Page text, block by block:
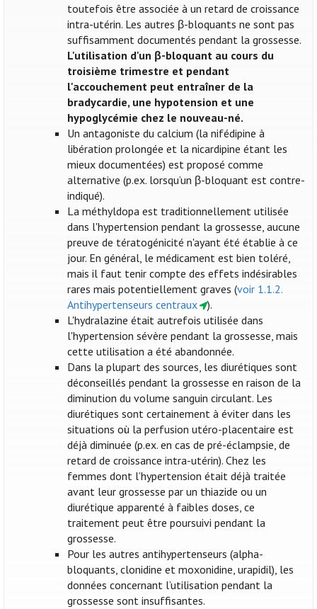
toutefois être associée à un retard de croissance
intra-utérin. Les autres β-bloquants ne sont pas
suffisamment documentés pendant la grossesse.
L'utilisation d'un β-bloquant au cours du
troisième trimestre et pendant
l'accouchement peut entraîner de la
bradycardie, une hypotension et une
hypoglycémie chez le nouveau-né.
Un antagoniste du calcium (la nifédipine à
libération prolongée et la nicardipine étant les
mieux documentées) est proposé comme
alternative (p.ex. lorsqu’un β-bloquant est contre-
indiqué).
La méthyldopa est traditionnellement utilisée
dans l'hypertension pendant la grossesse, aucune
preuve de tératogénicité n'ayant été établie à ce
jour. En général, le médicament est bien toléré,
mais il faut tenir compte des effets indésirables
rares mais potentiellement graves (voir 1.1.2.
Antihypertenseurs centraux
).
L'hydralazine était autrefois utilisée dans
l'hypertension sévère pendant la grossesse, mais
cette utilisation a été abandonnée.
Dans la plupart des sources, les diurétiques sont
déconseillés pendant la grossesse en raison de la
diminution du volume sanguin circulant. Les
diurétiques sont certainement à éviter dans les
situations où la perfusion utéro-placentaire est
déjà diminuée (p.ex. en cas de pré-éclampsie, de
retard de croissance intra-utérin). Chez les
femmes dont l’hypertension était déjà traitée
avant leur grossesse par un thiazide ou un
diurétique apparenté à faibles doses, ce
traitement peut être poursuivi pendant la
grossesse.
Pour les autres antihypertenseurs (alpha-
bloquants, clonidine et moxonidine, urapidil), les
données concernant l’utilisation pendant la
grossesse sont insuffisantes.